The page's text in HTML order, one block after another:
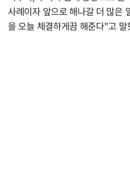
사례이자 앞으로 해나갈 더 많은
을 오늘 체결하게끔 해준다"고 말